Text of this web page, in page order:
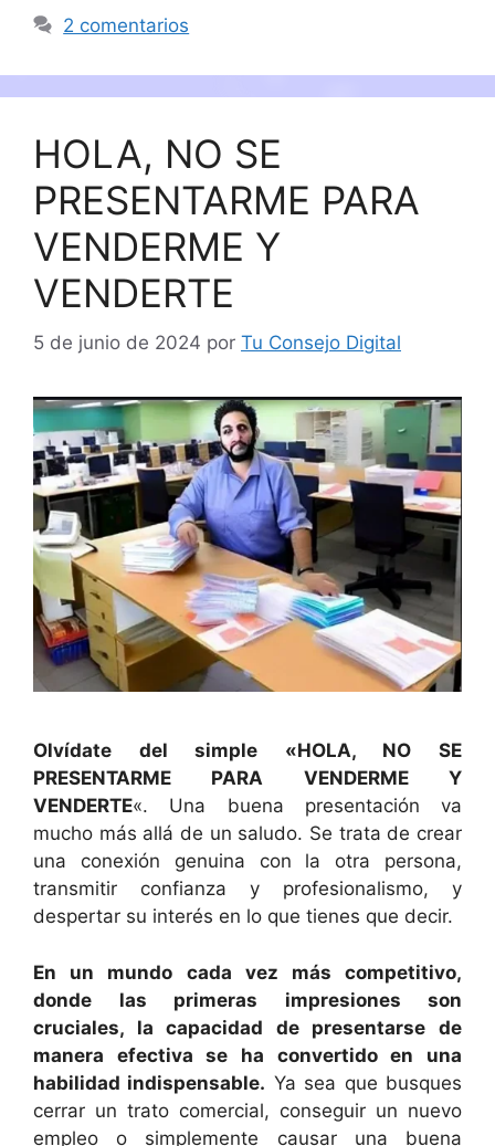
2 comentarios
HOLA, NO SE
PRESENTARME PARA
VENDERME Y
VENDERTE
5 de junio de 2024 por Tu Consejo Digital
Olvídate del simple «HOLA, NO SE
PRESENTARME PARA VENDERME Y
VENDERTE«. Una buena presentación va
mucho más allá de un saludo. Se trata de crear
una conexión genuina con la otra persona,
transmitir confianza y profesionalismo, y
despertar su interés en lo que tienes que decir.
En un mundo cada vez más competitivo,
donde las primeras impresiones son
cruciales, la capacidad de presentarse de
manera efectiva se ha convertido en una
habilidad indispensable. Ya sea que busques
cerrar un trato comercial, conseguir un nuevo
empleo o simplemente causar una buena